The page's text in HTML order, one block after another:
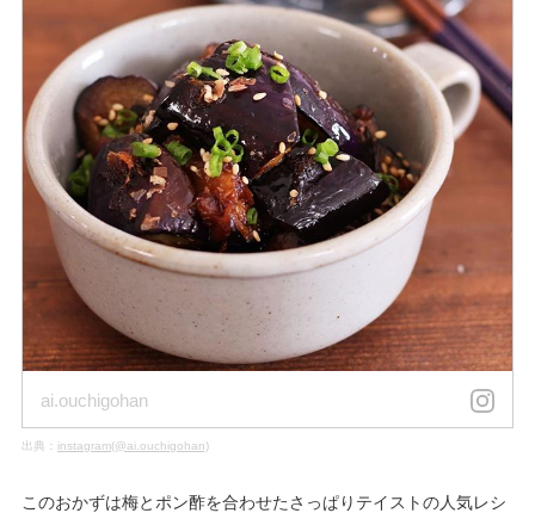
ai.ouchigohan
出典： instagram(@ai.ouchigohan)
このおかずは梅とポン酢を合わせたさっぱりテイストの人気レシ